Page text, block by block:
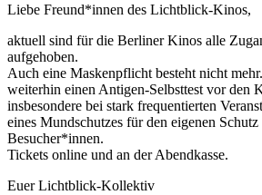
Liebe Freund*innen des Lichtblick-Kinos,
aktuell sind für die Berliner Kinos alle
aufgehoben.
Auch eine Maskenpflicht besteht nicht
weiterhin einen Antigen-Selbsttest vor den
insbesondere bei stark frequentierten
eines Mundschutzes für den eigenen
Besucher*innen.
Tickets online und an der Abendkasse.
Euer Lichtblick-Kollektiv